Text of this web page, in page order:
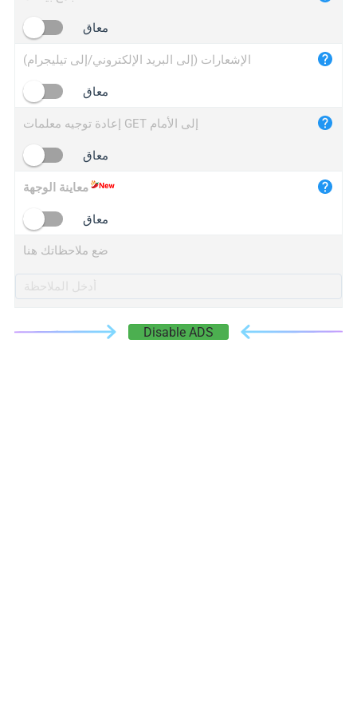
iplogger.cn
معاق
الإشعارات (إلى البريد الإلكتروني/إلى تيليجرام)
معاق
إعادة توجيه معلمات GET إلى الأمام
معاق
معاينة الوجهة
معاق
ضع ملاحظاتك هنا
Disable ADS